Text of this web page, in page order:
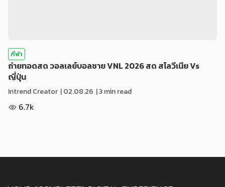
กีฬา
ถ่ายทอดสด วอลเลย์บอลชาย VNL 2026 สด สโลวีเนีย Vs
ญี่ปุ่น
Intrend Creator |02.08.26 | 3 min read
6.7k